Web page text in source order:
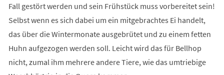
Fall gestört werden und sein Frühstück muss vorbereitet sein!
Selbst wenn es sich dabei um ein mitgebrachtes Ei handelt,
das über die Wintermonate ausgebrütet und zu einem fetten
Huhn aufgezogen werden soll. Leicht wird das für Bellhop
nicht, zumal ihm mehrere andere Tiere, wie das umtriebige